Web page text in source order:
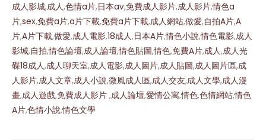
成人影城,成人,色情a片,日本av,免費成人影片,成人影片,情色a
片,sex,免費a片,a片下載,免費a片下載,成人網站,做愛,自拍A片,A
片,A片下載,做愛,成人電影,18成人,日本A片,情色小說,情色電影,成人
影城,自拍,情色論壇,成人論壇,情色貼圖,情色,免費A片,成人,成人光
碟18成人,成人聊天室,成人電影,成人圖片,成人貼圖,成人圖片區,成
人影片,成人文章,成人小說,微風成人區,成人交友,成人文學,成人漫
畫,成人遊戲,免費成人影片 ,成人論壇,愛情公寓,情色,色情網站,情色
A片,色情小說,情色文學